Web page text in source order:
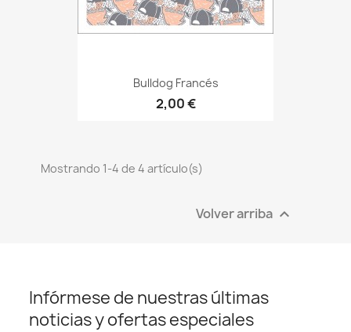
Bulldog Francés
2,00 €
Mostrando 1-4 de 4 artículo(s)
Volver arriba 
Infórmese de nuestras últimas
noticias y ofertas especiales